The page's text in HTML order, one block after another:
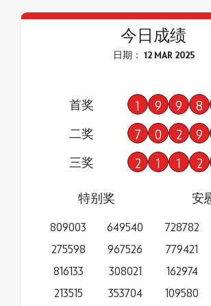
今日成绩
日期： 12 MAR 2025
首奖 1 9 9 8
二奖 7 0 2 9
三奖 2 1 1 2
特别奖
809003
275598
816133
213515
649540
967526
308021
353704
安
728782
779421
162974
109580